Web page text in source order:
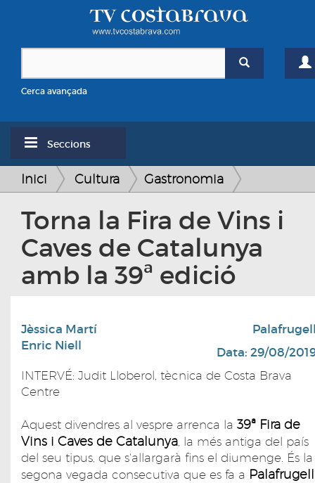
Cerca avançada
Seccions
Inici Cultura Gastronomia
Torna la Fira de Vins i
Caves de Catalunya
amb la 39ª edició
Jèssica Martí
Enric Niell
Data: 29/08/
INTERVÉ: Judit Lloberol, tècnica de Costa Brava
Centre
Aquest divendres al vespre arrenca la 39ª Fira de
Vins i Caves de Catalunya, la més antiga del país
del seu tipus, que s'allargarà fins el diumenge. És la
segona vegada consecutiva que es fa a Palafrugell